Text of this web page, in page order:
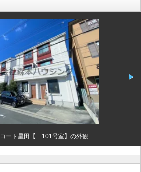
ート星田【 101号室】の外観